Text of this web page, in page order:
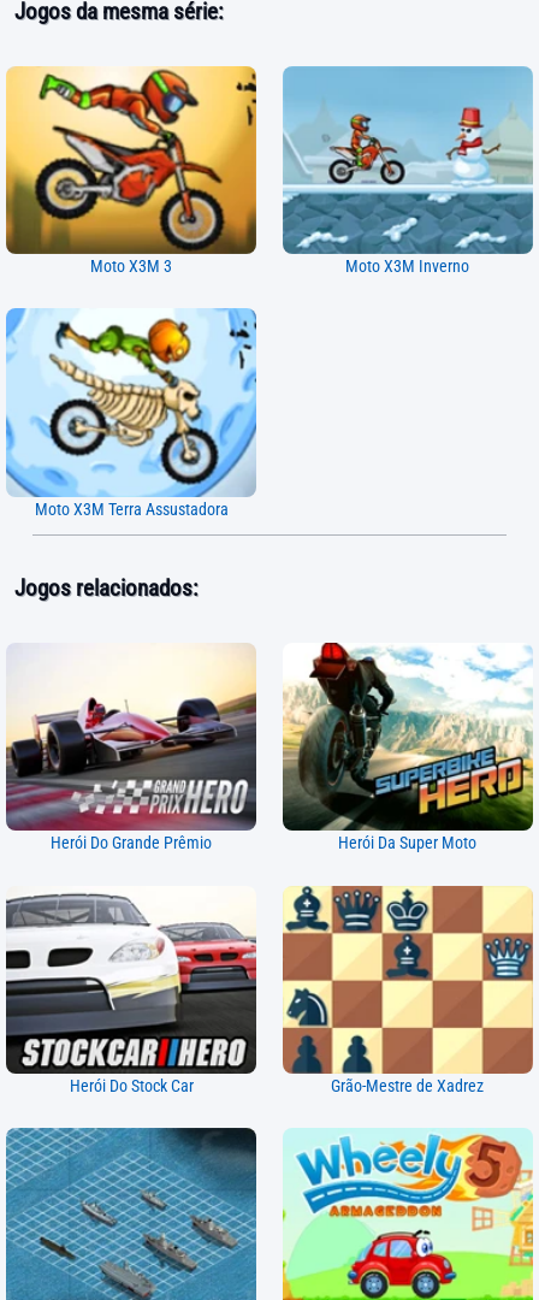
Jogos da mesma série:
Moto X3M 3 Moto X3M Inverno
Moto X3M Terra Assustadora
Jogos relacionados:
Herói Do Grande Prêmio Herói Da Super Moto
Herói Do Stock Car Grão-Mestre de Xadrez